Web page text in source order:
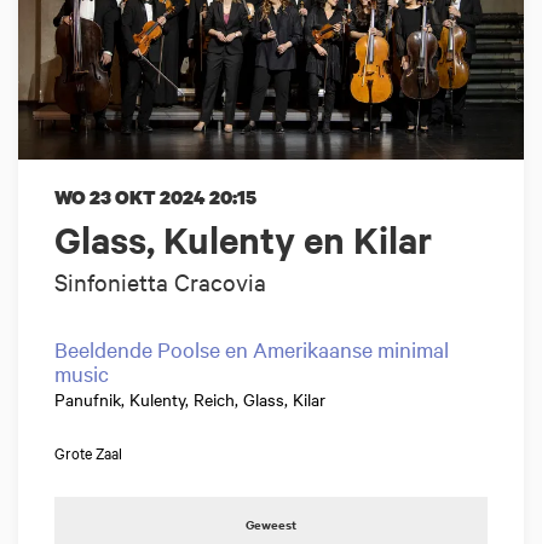
Glass, Kulenty en Kilar
Sinfonietta Cracovia
WO 23 OKT 202420:15
Beeldende Poolse en Amerikaanse minimal
music
Panufnik, Kulenty, Reich, Glass, Kilar
Grote Zaal
Geweest